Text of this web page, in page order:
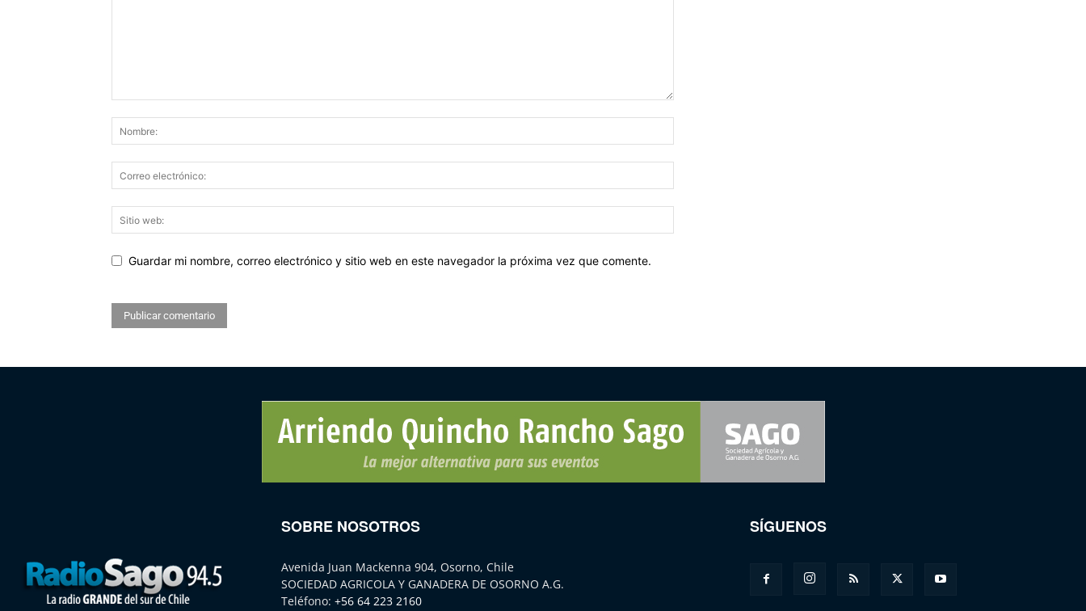
Guardar mi nombre, correo electrónico y sitio web en este navegador la próxima vez que comente.
SOBRE NOSOTROS
Avenida Juan Mackenna 904, Osorno, Chile
SOCIEDAD AGRICOLA Y GANADERA DE OSORNO A.G.
Teléfono: +56 64 223 2160
SÍGUENOS